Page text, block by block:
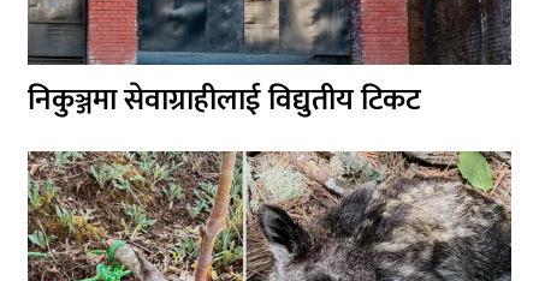
निकुञ्जमा सेवाग्राहीलाई विद्युतीय टिकट